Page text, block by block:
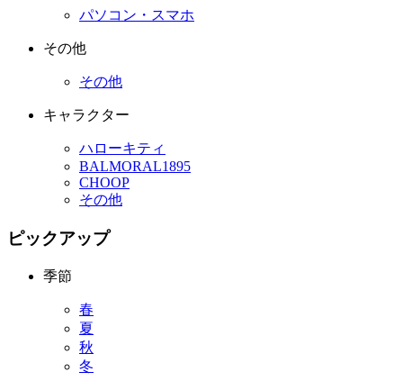
パソコン・スマホ
その他
その他
キャラクター
ハローキティ
BALMORAL1895
CHOOP
その他
ピックアップ
季節
春
夏
秋
冬